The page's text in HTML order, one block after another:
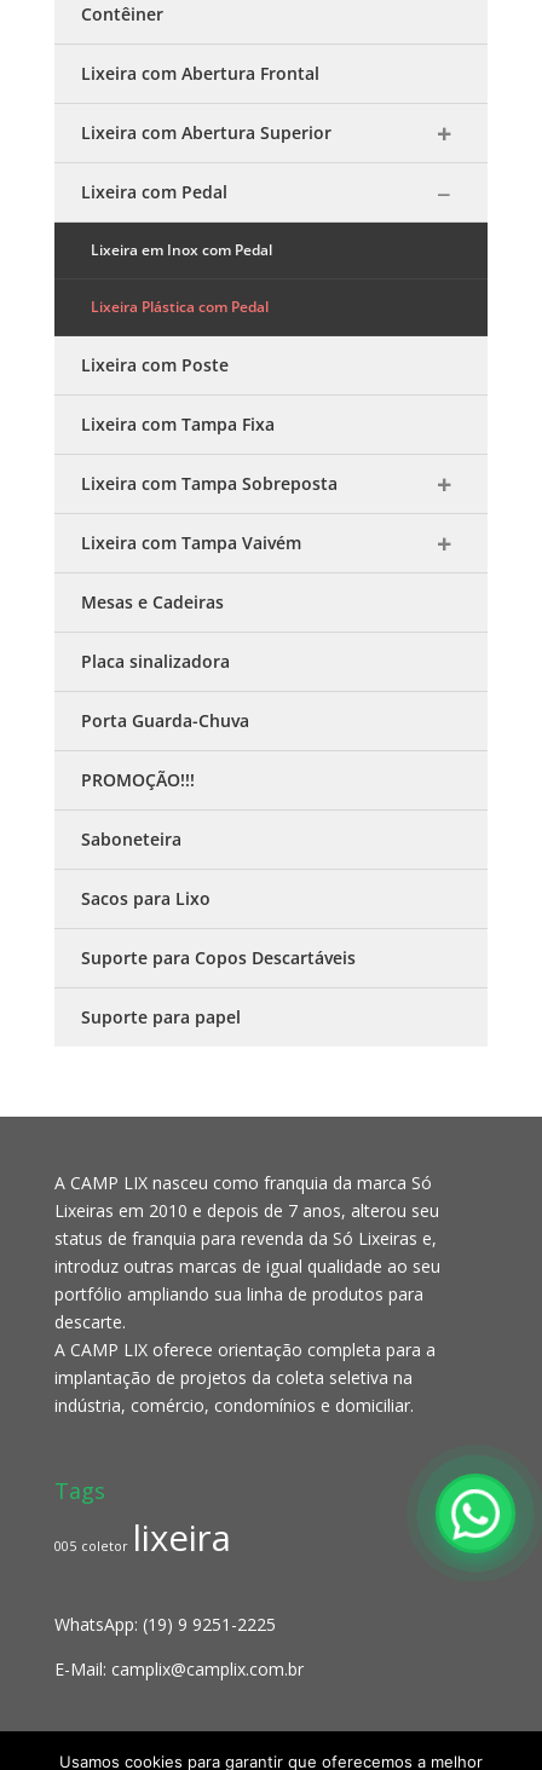
Contêiner
Lixeira com Abertura Frontal
Lixeira com Abertura Superior
Lixeira com Pedal
Lixeira em Inox com Pedal
Lixeira Plástica com Pedal
Lixeira com Poste
Lixeira com Tampa Fixa
Lixeira com Tampa Sobreposta
Lixeira com Tampa Vaivém
Mesas e Cadeiras
Placa sinalizadora
Porta Guarda-Chuva
PROMOÇÃO!!!
Saboneteira
Sacos para Lixo
Suporte para Copos Descartáveis
Suporte para papel
A CAMP LIX nasceu como franquia da marca Só
Lixeiras em 2010 e depois de 7 anos, alterou seu
status de franquia para revenda da Só Lixeiras e,
introduz outras marcas de igual qualidade ao seu
portfólio ampliando sua linha de produtos para
descarte.
A CAMP LIX oferece orientação completa para a
implantação de projetos da coleta seletiva na
indústria, comércio, condomínios e domiciliar.
Tags
005 coletor lixeira
WhatsApp: (19) 9 9251-2225
E-Mail: camplix@camplix.com.br
Usamos cookies para garantir que oferecemos a melhor